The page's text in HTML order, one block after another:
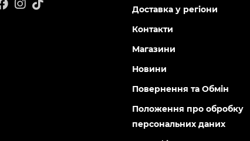
Доставка у регіони
Контакти
Магазини
Новини
Повернення та Обмін
Положення про обробку
персональних даних